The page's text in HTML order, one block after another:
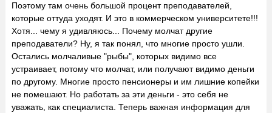
Поэтому там очень большой процент преподавателей,
которые оттуда уходят. И это в коммерческом университете!!!
Хотя... чему я удивляюсь... Почему молчат другие
преподаватели? Ну, я так понял, что многие просто ушли.
Остались молчаливые "рыбы", которых видимо все
устраивает, потому что молчат, или получают видимо деньги
по другому. Многие просто пенсионеры и им лишние копейки
не помешают. Но работать за эти деньги - это себя не
уважать, как специалиста. Теперь важная информация для